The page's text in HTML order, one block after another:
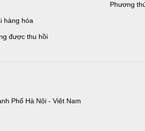
hàng hóa
được thu hồi
Phương
Phố Hà Nội - Việt Nam